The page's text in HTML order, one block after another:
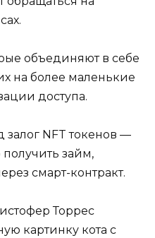
объединяют в себе
на более маленькие
доступа.
NFT токенов —
займ,
смарт-контракт.
Торрес
картинку кота с